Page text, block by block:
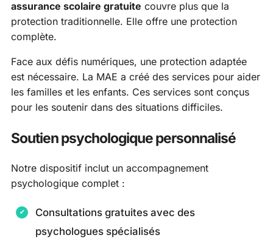
assurance scolaire gratuite couvre plus que la
protection traditionnelle. Elle offre une protection
complète.
Face aux défis numériques, une protection adaptée
est nécessaire. La MAE a créé des services pour aider
les familles et les enfants. Ces services sont conçus
pour les soutenir dans des situations difficiles.
Soutien psychologique personnalisé
Notre dispositif inclut un accompagnement
psychologique complet :
Consultations gratuites avec des
psychologues spécialisés